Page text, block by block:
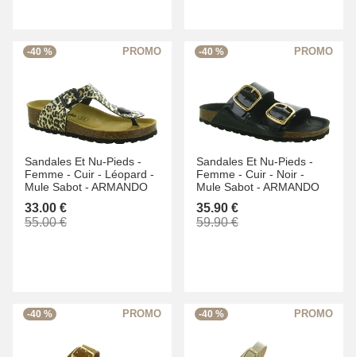
-40 %
Sandales Et Nu-Pieds -
Femme - Cuir - Léopard -
Mule Sabot - ARMANDO
33.00 €
55.00 €
-40 %
Sandales Et Nu-Pieds -
Femme - Cuir - Noir -
Mule Sabot - ARMANDO
35.90 €
59.90 €
-40 % -40 %